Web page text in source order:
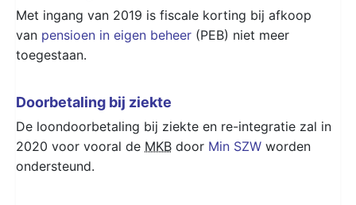
Met ingang van 2019 is fiscale korting bij afkoop
van pensioen in eigen beheer (PEB) niet meer
toegestaan.
Doorbetaling bij ziekte
De loondoorbetaling bij ziekte en re-integratie zal in
2020 voor vooral de MKB door Min SZW worden
ondersteund.